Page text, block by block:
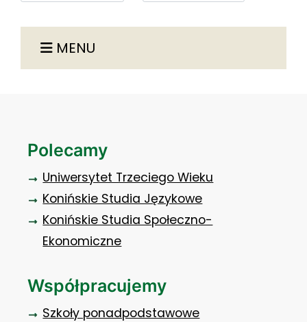
MENU
Polecamy
Uniwersytet Trzeciego Wieku
Konińskie Studia Językowe
Konińskie Studia Społeczno-
Ekonomiczne
Współpracujemy
Szkoły ponadpodstawowe